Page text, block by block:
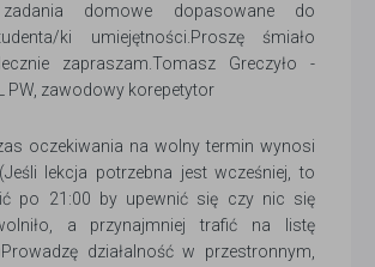
zadania domowe dopasowane do
ki umiejętności.Proszę śmiało
zapraszam.Tomasz Greczyło -
PW, zawodowy korepetytor
oczekiwania na wolny termin wynosi
lekcja potrzebna jest wcześniej, to
po 21:00 by upewnić się czy nic się
a przynajmniej trafić na listę
działalność w przestronnym,